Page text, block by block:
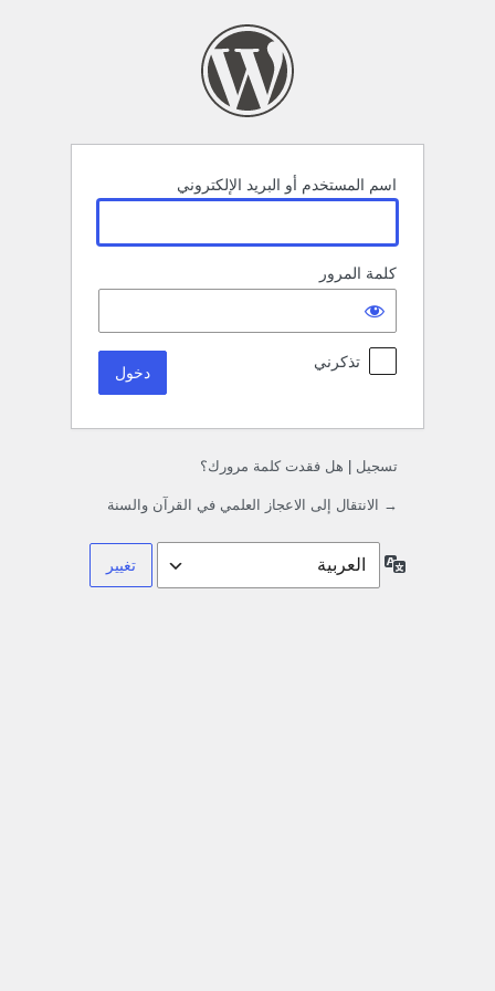
اسم المستخدم أو البريد الإلكتروني
كلمة المرور
تذكرني
تسجيل هل فقدت كلمة مرورك؟
→ الانتقال إلى الاعجاز العلمي في القرآن والسنة
اللغة